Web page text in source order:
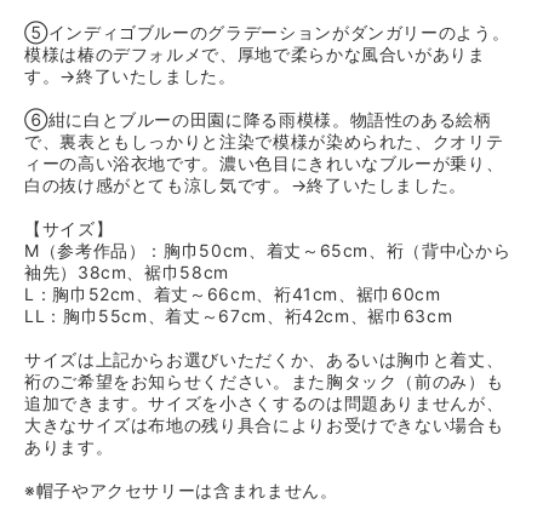
⑤インディゴブルーのグラデーションがダンガリーのよう。
模様は椿のデフォルメで、厚地で柔らかな風合いがありま
す。→終了いたしました。
⑥紺に白とブルーの田園に降る雨模様。物語性のある絵柄
で、裏表ともしっかりと注染で模様が染められた、クオリテ
ィーの高い浴衣地です。濃い色目にきれいなブルーが乗り、
白の抜け感がとても涼し気です。→終了いたしました。
【サイズ】
M（参考作品）：胸巾50cm、着丈～65cm、裄（背中心から
袖先）38cm、裾巾58cm
L：胸巾52cm、着丈～66cm、裄41cm、裾巾60cm
LL：胸巾55cm、着丈～67cm、裄42cm、裾巾63cm
サイズは上記からお選びいただくか、あるいは胸巾と着丈、
裄のご希望をお知らせください。また胸タック（前のみ）も
追加できます。サイズを小さくするのは問題ありませんが、
大きなサイズは布地の残り具合によりお受けできない場合も
あります。
※帽子やアクセサリーは含まれません。